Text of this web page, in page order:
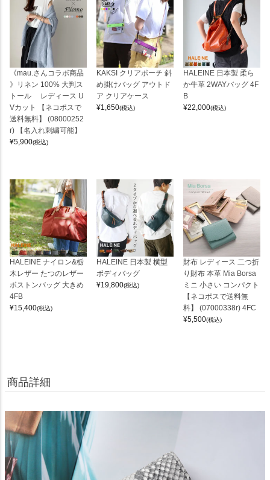
《mau.さんコラボ商品
》リネン 100% 大判ス
トール レディース U
Vカット 【ネコポスで
送料無料】 (08000252
r) 【名入れ刺繍可能】
¥5,900(税込)
KAKSI クリアポーチ 斜
め掛けバッグ アウトド
ア クリアケース
¥1,650(税込)
HALEINE 日本製 柔ら
か牛革 2WAYバッグ 4F
B
¥22,000(税込)
HALEINE ナイロン&栃
木レザー たつのレザー
ボストンバッグ 大きめ
4FB
¥15,400(税込)
HALEINE 日本製 横型
ボディバッグ
¥19,800(税込)
財布 レディース 二つ折
り財布 本革 Mia Borsa
ミニ 小さい コンパクト
【ネコポスで送料無
料】 (07000338r) 4FC
¥5,500(税込)
商品詳細